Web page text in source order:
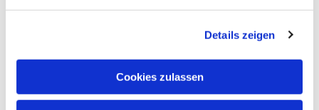
Details zeigen
Cookies zulassen